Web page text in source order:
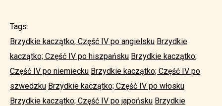
Tags:
Brzydkie kaczątko; Część IV po angielsku Brzydkie
kaczątko; Część IV po hiszpańsku Brzydkie kaczątko;
Część IV po niemiecku Brzydkie kaczątko; Część IV po
szwedzku Brzydkie kaczątko; Część IV po włosku
Brzydkie kaczątko; Część IV po japońsku Brzydkie